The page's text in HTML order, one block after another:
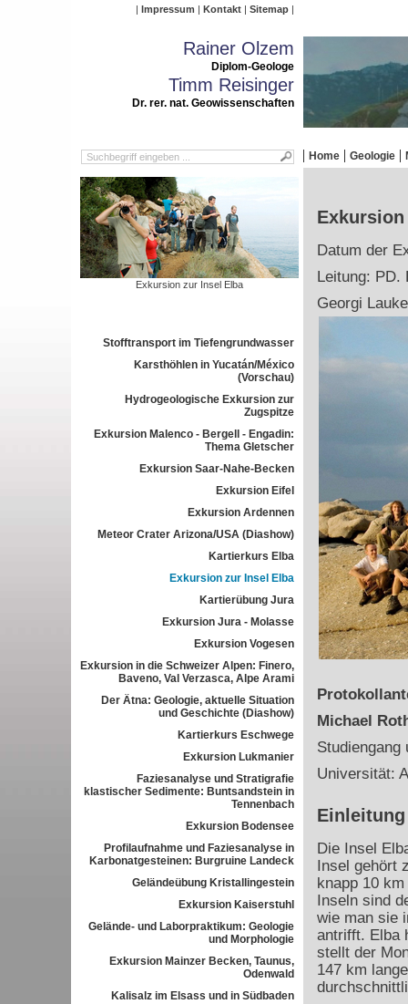
Impressum Kontakt Sitemap
Rainer Olzem
Diplom-Geologe
Timm Reisinger
Dr. rer. nat. Geowissenschaften
Home Geologie
Exkursion zur Insel Elba
Stofftransport im Tiefengrundwasser
Karsthöhlen in Yucatán/México
(Vorschau)
Hydrogeologische Exkursion zur
Zugspitze
Exkursion Malenco - Bergell - Engadin:
Thema Gletscher
Exkursion Saar-Nahe-Becken
Exkursion Eifel
Exkursion Ardennen
Meteor Crater Arizona/USA (Diashow)
Kartierkurs Elba
Exkursion zur Insel Elba
Kartierübung Jura
Exkursion Jura - Molasse
Exkursion Vogesen
Exkursion in die Schweizer Alpen: Finero,
Baveno, Val Verzasca, Alpe Arami
Der Ätna: Geologie, aktuelle Situation
und Geschichte (Diashow)
Kartierkurs Eschwege
Exkursion Lukmanier
Faziesanalyse und Stratigrafie
klastischer Sedimente: Buntsandstein in
Tennenbach
Exkursion Bodensee
Profilaufnahme und Faziesanalyse in
Karbonatgesteinen: Burgruine Landeck
Geländeübung Kristallingestein
Exkursion Kaiserstuhl
Gelände- und Laborpraktikum: Geologie
und Morphologie
Exkursion Mainzer Becken, Taunus,
Odenwald
Kalisalz im Elsass und in Südbaden
Datum der
Leitung: PD.
Georgi
Michael
Universität:
Einleitung
Die Insel
Insel gehört
knapp 10
Inseln sind
wie man sie
antrifft. Elba
stellt der
147 km